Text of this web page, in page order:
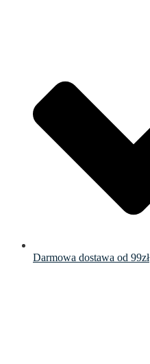
Darmowa dostawa od 99zł